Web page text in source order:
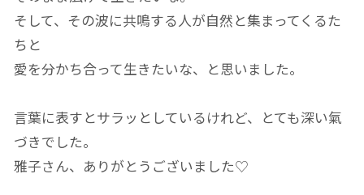
そして、その波に共鳴する人が自然と集まってくるた
ちと
愛を分かち合って生きたいな、と思いました。
言葉に表すとサラッとしているけれど、とても深い氣
づきでした。
雅子さん、ありがとうございました♡